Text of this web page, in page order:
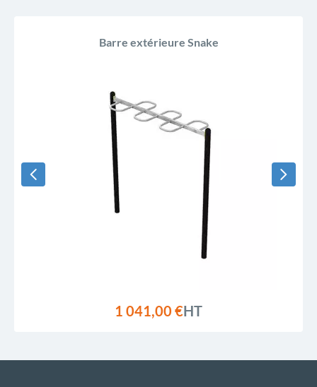
Barre extérieure Snake
1 041,00 €HT